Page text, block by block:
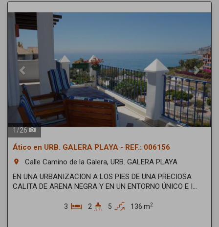
Next
1 /26
Ático en URB. GALERA PLAYA - REF.: 006156
room
Calle Camino de la Galera, URB. GALERA PLAYA
EN UNA URBANIZACION A LOS PIES DE UNA PRECIOSA
CALITA DE ARENA NEGRA Y EN UN ENTORNO ÚNICO E I...
3 2 5 136 m2